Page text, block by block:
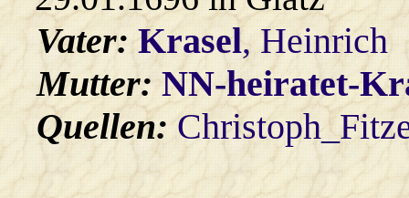
Vater:Krasel, Heinrich
Mutter: NN-heiratet-
Quellen: